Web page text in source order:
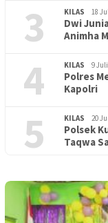
3 KILAS 18
Dwi
Animha
4 KILAS 9
Polres
Kapolri
5 KILAS 20
Polsek
Taqwa